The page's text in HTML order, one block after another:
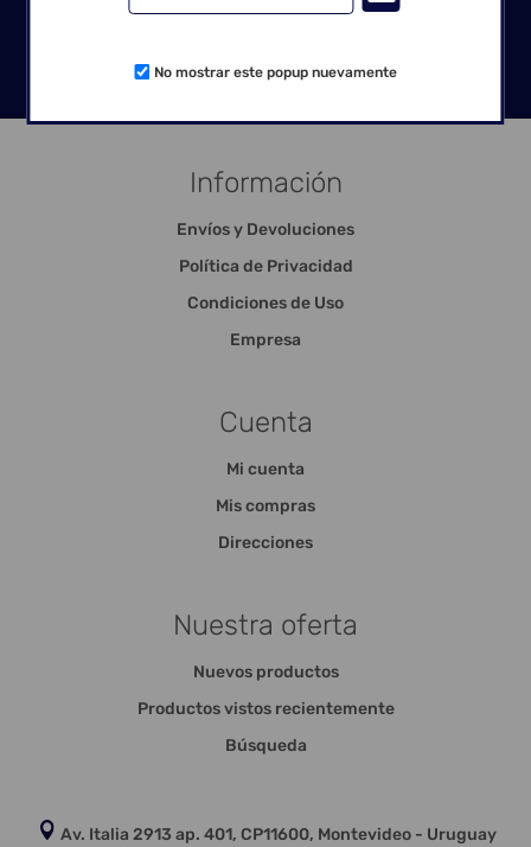
Información
Envíos y Devoluciones
Política de Privacidad
Condiciones de Uso
Empresa
Cuenta
Mi cuenta
Mis compras
Direcciones
Nuestra oferta
Nuevos productos
Productos vistos recientemente
Búsqueda
Av. Italia 2913 ap. 401, CP11600, Montevideo - Uruguay
No mostrar este popup nuevamente